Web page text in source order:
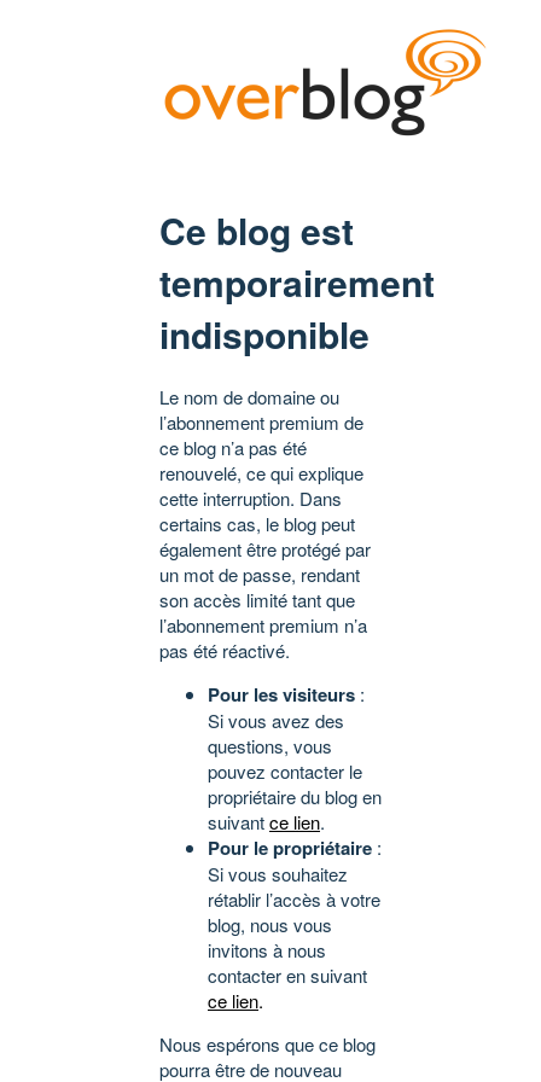
Ce blog est
temporairement
indisponible
Le nom de domaine ou
l’abonnement premium de
ce blog n’a pas été
renouvelé, ce qui explique
cette interruption. Dans
certains cas, le blog peut
également être protégé par
un mot de passe, rendant
son accès limité tant que
l’abonnement premium n’a
pas été réactivé.
Pour les visiteurs :
Si vous avez des
questions, vous
pouvez contacter le
propriétaire du blog en
suivantce lien.
Pour le propriétaire :
Si vous souhaitez
rétablir l’accès à votre
blog, nous vous
invitons à nous
contacter en suivant
ce lien.
Nous espérons que ce blog
pourra être de nouveau